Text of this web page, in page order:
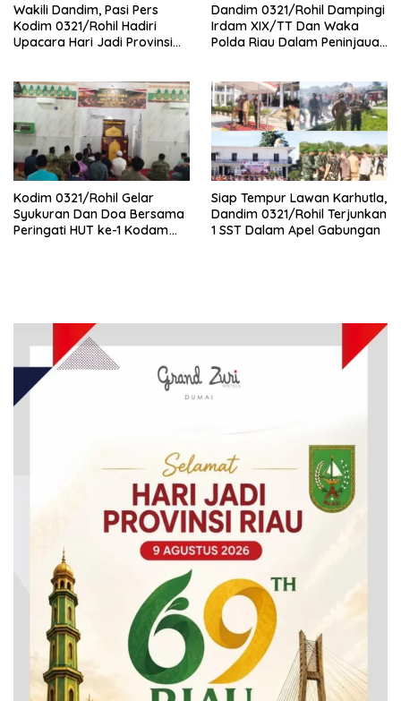
Wakili Dandim, Pasi Pers
Kodim 0321/Rohil Hadiri
Upacara Hari Jadi Provinsi
Dandim 0321/Rohil Dampingi
Irdam XIX/TT Dan Waka
Polda Riau Dalam Peninjauan
Kodim 0321/Rohil Gelar
Syukuran Dan Doa Bersama
Peringati HUT ke-1 Kodam
Siap Tempur Lawan Karhutla,
Dandim 0321/Rohil Terjunkan
1 SST Dalam Apel Gabungan